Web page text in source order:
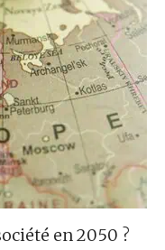
en 2050 ?